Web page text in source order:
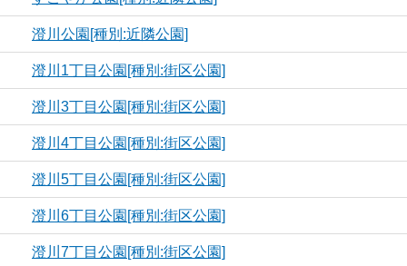
澄川公園[種別:近隣公園]
澄川1丁目公園[種別:街区公園]
澄川3丁目公園[種別:街区公園]
澄川4丁目公園[種別:街区公園]
澄川5丁目公園[種別:街区公園]
澄川6丁目公園[種別:街区公園]
澄川7丁目公園[種別:街区公園]